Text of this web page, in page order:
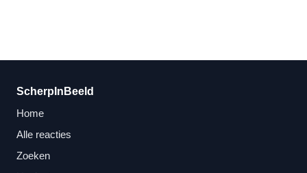
ScherpInBeeld
Home
Alle reacties
Zoeken